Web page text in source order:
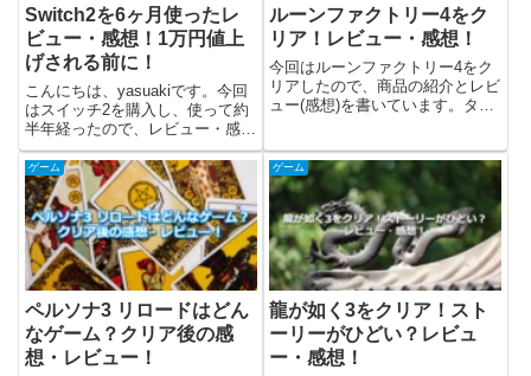
Switch2を6ヶ月使ったレ
ビュー・感想！1万円値上
げされる前に！
こんにちは、yasuakiです。今回
はスイッチ2を購入し、使って約
半年経ったので、レビュー・感想
を書きました。結論としては、ス
イッチ2は正統進化の良い端末だ
と思っています。国内では2026
年5月25日から1万円値上げとい
うことで、購入したい...
ルーンファクトリー4をク
リア！レビュー・感想！
今回はルーンファクトリー4をク
リアしたので、商品の紹介とレビ
ュー(感想)を書いています。タイ
て遊ばせてもらいました。ルーン
ファクトリーといえば、最近スイ
ッチ2のローンチタイトルと...
ゲーム
ペルソナ3 リロードはどん
なゲーム？クリア後の感
想・レビュー！
ゲーム
龍が如く3をクリア！スト
ーリーがひどい？レビュ
ー・感想！